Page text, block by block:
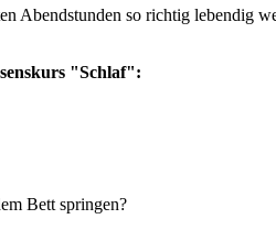
Abendstunden so richtig lebendig
"Schlaf":
Bett springen?